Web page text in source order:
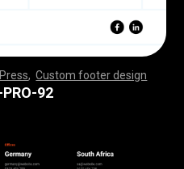
,Custom footer design
,,,,,, ,,,,,,,,,,,,,,,,,,,,,,,,
,,,,,, ,,,,,,,,,,,,,,,,,,,,,,,,
92